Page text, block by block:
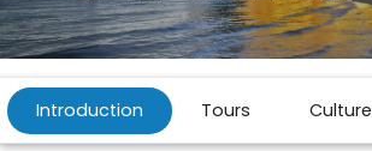
Introduction Tours Culture